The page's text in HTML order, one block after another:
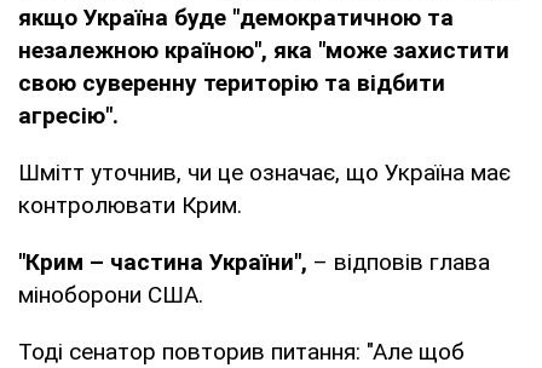
якщо Україна буде "демократичною та
незалежною країною", яка "може захистити
свою суверенну територію та відбити
агресію".
Шмітт уточнив, чи це означає, що Україна має
контролювати Крим.
"Крим – частина України", – відповів глава
міноборони США.
Тоді сенатор повторив питання: "Але щоб